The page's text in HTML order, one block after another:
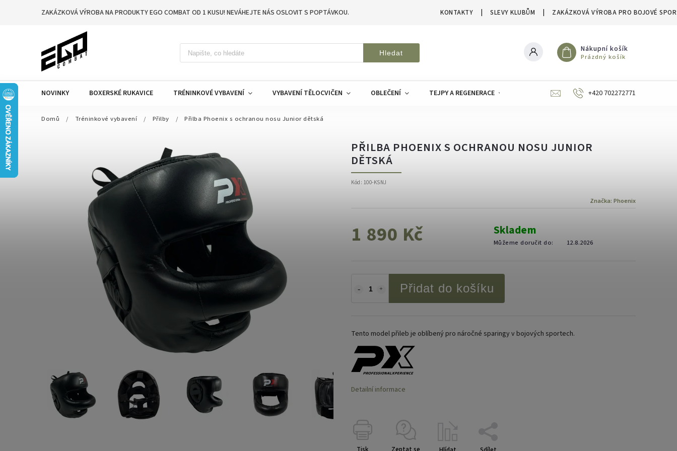
ZAKÁZKOVÁ VÝROBA NA PRODUKTY EGO COMBAT OD 1 KUSU! NEVÁHEJTE NÁS OSLOVIT S POPTÁVKOU. KONTAKTY SLEVY KLUBŮM ZAKÁZKOVÁ VÝROBA PRO BOJOVÉ
Hledat Nákupní košík
Prázdný košík
NOVINKY BOXERSKÉ RUKAVICE TRÉNINKOVÉ VYBAVENÍ VYBAVENÍ TĚLOCVIČEN OBLEČENÍ TEJPY A REGENERACE SLEVY A VÝPRODEJE
+420 702272771
Domů / Tréninkové vybavení / Přilby / Přilba Phoenix s ochranou nosu Junior dětská
PŘILBA PHOENIX S OCHRANOU NOSU JUNIOR
DĚTSKÁ
Kód: 100-KSNJ
Značka: Phoenix
1 890 Kč Skladem
Můžeme doručit do: 12.8.2026
Přidat do košíku
Tento model přileb je oblíbený pro náročné sparingy v bojových sportech.
Detailní informace